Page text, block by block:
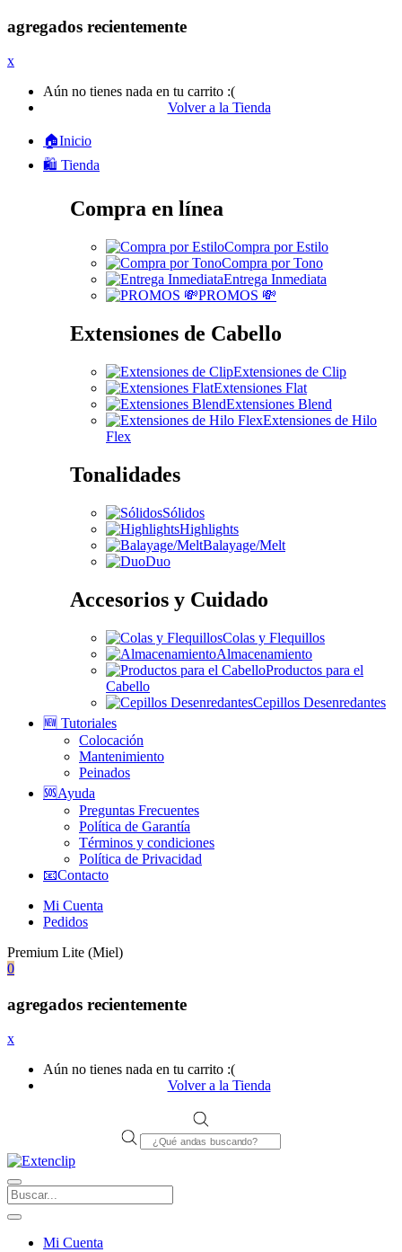
agregados recientemente
x
Aún no tienes nada en tu carrito :(
Volver a la Tienda
🏠Inicio
🛍️ Tienda
Compra en línea
Compra por Estilo
Compra por Tono
Entrega Inmediata
PROMOS 💸
Extensiones de Cabello
Extensiones de Clip
Extensiones Flat
Extensiones Blend
Extensiones de Hilo
Flex
Tonalidades
Sólidos
Highlights
Balayage/Melt
Duo
Accesorios y Cuidado
Colas y Flequillos
Almacenamiento
Productos para el
Cabello
Cepillos Desenredantes
🆕 Tutoriales
Colocación
Mantenimiento
Peinados
🆘Ayuda
Preguntas Frecuentes
Política de Garantía
Términos y condiciones
Política de Privacidad
📧Contacto
Mi Cuenta
Pedidos
Premium Lite (Miel)
0
agregados recientemente
x
Aún no tienes nada en tu carrito :(
Volver a la Tienda
Products
search
Mi Cuenta